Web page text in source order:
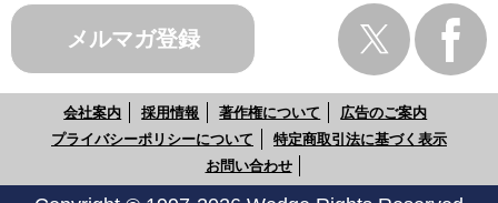
メルマガ登録
会社案内 採用情報 著作権について
広告のご案内
プライバシーポリシーについて
特定商取引法に基づく表示
お問い合わせ